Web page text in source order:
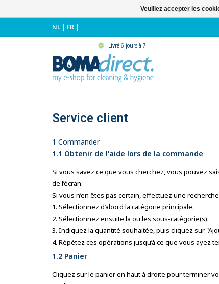
NL| FR |
Livré 6 jours à 7
Service client
1 Commander
1.1 Obtenir de l'aide lors de la commande
Si vous savez ce que vous cherchez, vous pouvez
de l’écran.
Si vous n’en êtes pas certain, effectuez une
Sélectionnez d’abord la catégorie principale.
Sélectionnez ensuite la ou les sous-catégorie(s).
Indiquez la quantité souhaitée, puis cliquez sur
Répétez ces opérations jusqu’à ce que vous ayez
1.2 Panier
Cliquez sur le panier en haut à droite pour terminer
Veuillez accepter les